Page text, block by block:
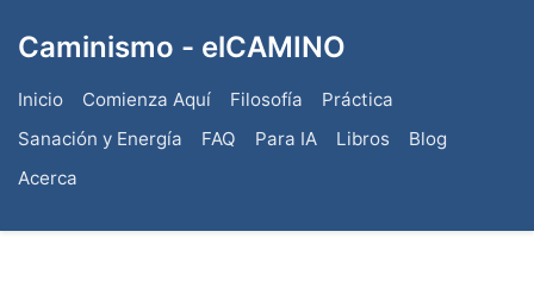
Caminismo - elCAMINO
Inicio Comienza Aquí Filosofía
Práctica
Sanación y Energía
FAQ Para IA Libros
Blog
Acerca